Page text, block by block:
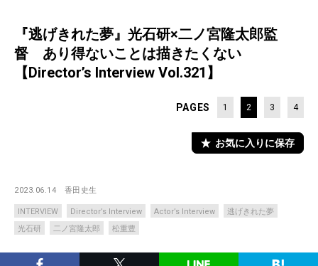
『逃げきれた夢』光石研×二ノ宮隆太郎監
督 あり得ないことは描きたくない
【Director’s Interview Vol.321】
PAGES 1 2 3 4
お気に入りに保存
2023.06.14 香田史生
INTERVIEW Director’s Interview Actor’s Interview
逃げきれた夢
光石研
二ノ宮隆太郎 松重豊